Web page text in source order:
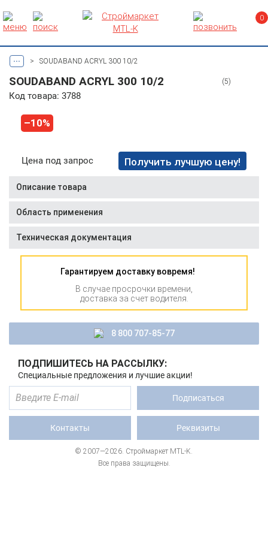
0
... > SOUDABAND ACRYL 300 10/2
SOUDABAND ACRYL 300 10/2 (5)
Код товара: 3788
–10%
Цена под запрос Получить лучшую цену!
Описание товара
Область применения
Техническая документация
Гарантируем доставку вовремя!
В случае просрочки времени,
доставка за счет водителя.
8 800 707-85-77
ПОДПИШИТЕСЬ НА РАССЫЛКУ:
Специальные предложения и лучшие акции!
Подписаться
Контакты Реквизиты
© 2007—2026. Строймаркет MTL-K.
Все права защищены.